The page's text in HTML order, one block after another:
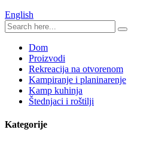
English
Dom
Proizvodi
Rekreacija na otvorenom
Kampiranje i planinarenje
Kamp kuhinja
Štednjaci i roštilji
Kategorije